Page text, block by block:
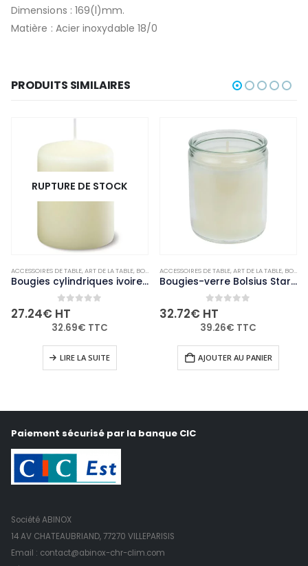
Dimensions : 169(l)mm.
Matière : Acier inoxydable 18/0
PRODUITS SIMILAIRES
RUPTURE DE STOCK
ACCESSOIRES DE TABLE,ART DE LA TABLE, BOUGIES ET PHOTOPHORES ,NON-PALETTISABLE
Bougies cylindriques ivoire Bolsius 80mm (lot de 12)
0out of 5
27.24€ HT
32.69€ TTC
LIRE LA SUITE
ACCESSOIRES DE TABLE,ART DE LA TABLE, BOUGIES ET PHOTOPHORES
Bougies-verre Bolsius Starlight transparentes (lot de 8)
0out of 5
32.72€ HT
39.26€ TTC
AJOUTER AU PANIER
Paiement sécurisé par la banque CIC
Société ABINOX
14 AV CHATEAUBRIAND, 77270 VILLEPARISIS
Email : contact@abinox-chr-clim.com